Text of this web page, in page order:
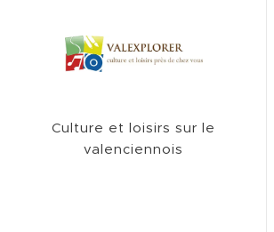
Culture et loisirs sur le
valenciennois